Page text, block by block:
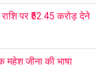
पर ₹52.45 करोड़ देने
महेश जीना की भाषा